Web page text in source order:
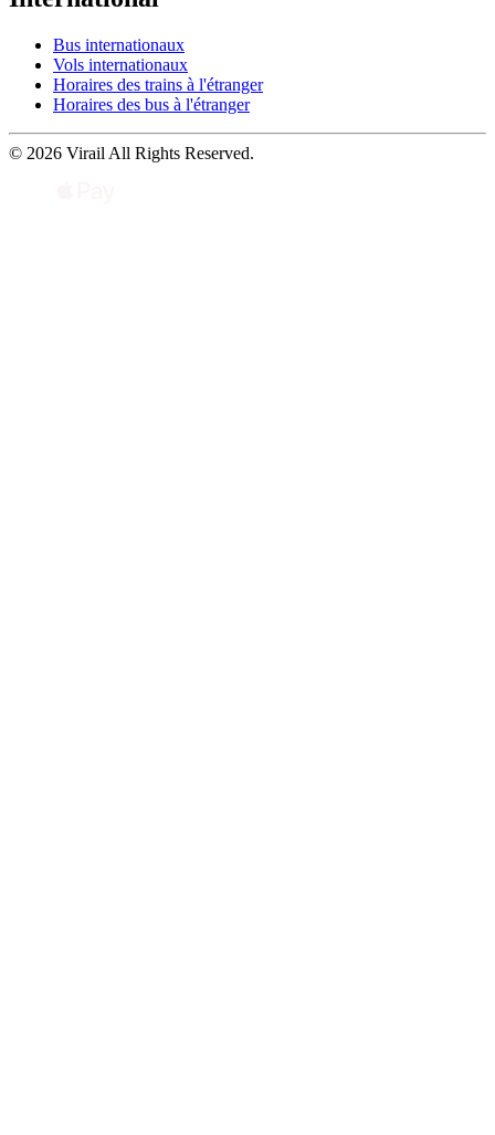
Bus internationaux
Vols internationaux
Horaires des trains à l'étranger
Horaires des bus à l'étranger
© 2026 Virail All Rights Reserved.